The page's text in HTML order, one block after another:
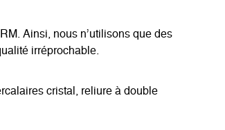
Ainsi, nous n’utilisons que des
irréprochable.
cristal, reliure à double